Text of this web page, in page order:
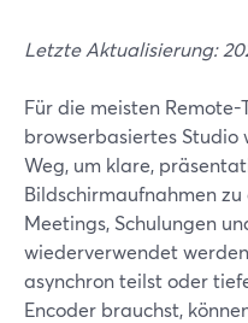
Letzte Aktualisierung:
Für die meisten
browserbasiertes Studio
Weg, um klare,
Bildschirmaufnahmen
Meetings, Schulungen
wiederverwendet
asynchron teilst oder
Encoder brauchst,